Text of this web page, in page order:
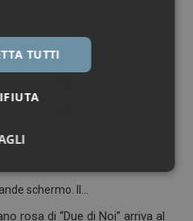
a 50 mila euro per
ETS apre le...
del cinema
schermo. Il...
TUTTI
Marketing